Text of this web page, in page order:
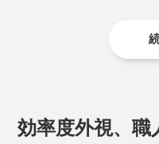
ィションを見極めること
効率度外視、